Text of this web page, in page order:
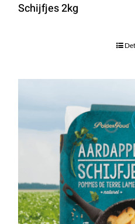
Schijfjes 2kg